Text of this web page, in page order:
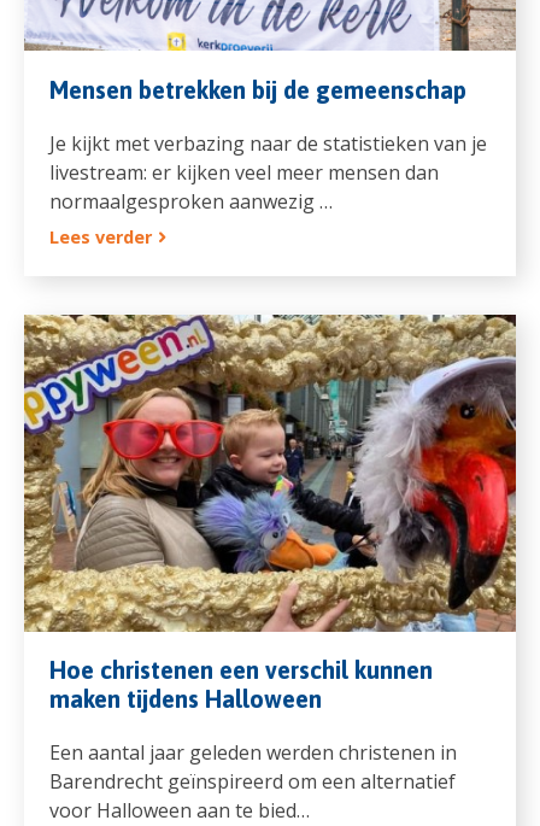
Mensen betrekken bij de gemeenschap
Je kijkt met verbazing naar de statistieken van je
livestream: er kijken veel meer mensen dan
normaalgesproken aanwezig …
Lees verder
Hoe christenen een verschil kunnen
maken tijdens Halloween
Een aantal jaar geleden werden christenen in
Barendrecht geïnspireerd om een alternatief
voor Halloween aan te bied…